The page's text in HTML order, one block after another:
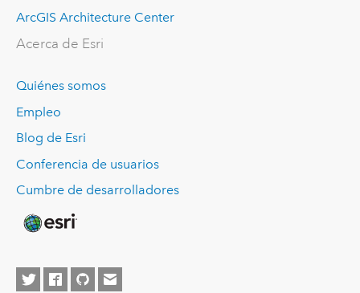
ArcGIS Architecture Center
Acerca de Esri
Quiénes somos
Empleo
Blog de Esri
Conferencia de usuarios
Cumbre de desarrolladores